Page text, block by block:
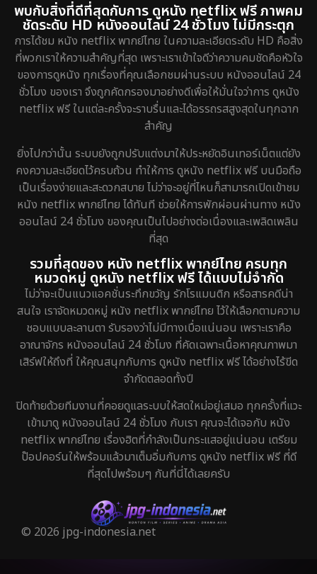
พบกับสิ่งที่ดีที่สุดกับการ ดูหนัง netflix ฟรี ภาพคม
ชัดระดับ HD หนังออนไลน์ 24 ชั่วโมง ไม่มีกระตุก
การได้ชม หนัง netflix พากย์ไทย ในความละเอียดระดับ HD คือสิ่ง
ที่พวกเราให้ความสำคัญที่สุด เพราะเราเข้าใจดีว่าความคมชัดคือหัวใจ
ของการดูหนัง ทุกเรื่องที่คุณเลือกชมผ่านระบบ หนังออนไลน์ 24
ชั่วโมง ของเรา จึงถูกคัดกรองมาอย่างดีเพื่อให้มั่นใจว่าการ ดูหนัง
netflix ฟรี ในแต่ละครั้งจะราบรื่นและได้อรรถรสสูงสุดในทุกฉาก
สำคัญ
ยิ่งไปกว่านั้น ระบบยังถูกปรับแต่งมาให้ประหยัดอินเทอร์เน็ตแต่ยัง
คงความละเอียดไว้ครบถ้วน ทำให้การ ดูหนัง netflix ฟรี บนมือถือ
เป็นเรื่องง่ายและสะดวกสบาย ไม่ว่าจะอยู่ที่ไหนก็สามารถเปิดเข้าชม
หนัง netflix พากย์ไทย ได้ทันที ช่วยให้การพักผ่อนผ่านทาง หนัง
ออนไลน์ 24 ชั่วโมง ของคุณเป็นไปอย่างต่อเนื่องและเพลิดเพลิน
ที่สุด
รวมที่สุดของ หนัง netflix พากย์ไทย ครบทุก
หมวดหมู่ ดูหนัง netflix ฟรี ได้แบบไม่จำกัด
ไม่ว่าจะเป็นแนวแอคชั่นระทึกขวัญ รักโรแมนติก หรือสารคดีน่า
สนใจ เราจัดหมวดหมู่ หนัง netflix พากย์ไทย ไว้ให้เลือกตามความ
ชอบแบบละลานตา รับรองว่าไม่มีทางเบื่อแน่นอน เพราะเราคือ
อาณาจักร หนังออนไลน์ 24 ชั่วโมง ที่คัดเฉพาะเนื้อหาคุณภาพมา
เสิร์ฟให้ถึงที่ ให้คุณสนุกกับการ ดูหนัง netflix ฟรี ได้อย่างไร้ขีด
จำกัดตลอดทั้งปี
ปิดท้ายด้วยทีมงานที่คอยดูแลระบบให้สดใหม่อยู่เสมอ ทุกครั้งที่แวะ
เข้ามาดู หนังออนไลน์ 24 ชั่วโมง กับเรา คุณจะได้เจอกับ หนัง
netflix พากย์ไทย เรื่องฮิตที่กำลังเป็นกระแสอยู่แน่นอน เตรียม
ป๊อปคอร์นให้พร้อมแล้วมาเต็มอิ่มกับการ ดูหนัง netflix ฟรี ที่ดี
ที่สุดไปพร้อมๆ กันที่นี่ได้เลยครับ
© 2026 jpg-indonesia.net